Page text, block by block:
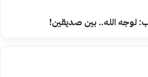
لوجه الله.. بين صديقين!